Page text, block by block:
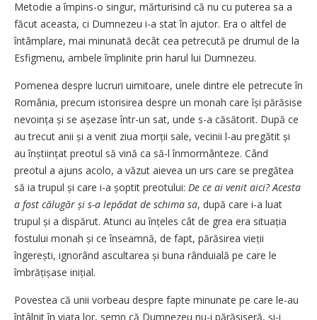
Metodie a împins-o singur, mărturisind că nu cu puterea sa a
făcut aceasta, ci Dumnezeu i-a stat în ajutor. Era o altfel de
întâmplare, mai minunată decât cea petrecută pe drumul de la
Esfigmenu, ambele împlinite prin harul lui Dumnezeu.
Pomenea despre lucruri uimitoare, unele dintre ele petrecute în
România, precum istorisirea despre un monah care își părăsise
nevoința și se așezase într-un sat, unde s-a căsătorit. După ce
au trecut anii și a venit ziua morții sale, vecinii l-au pregătit și
au înștiințat preotul să vină ca să-l înmormânteze. Când
preotul a ajuns acolo, a văzut aievea un urs care se pregătea
să ia trupul și care i-a șoptit preotului: De ce ai venit aici? Acesta
a fost călugăr și s-a lepădat de schima sa, după care i-a luat
trupul și a dispărut. Atunci au înțeles cât de grea era situația
fostului monah și ce înseamnă, de fapt, părăsirea vieții
îngerești, ignorând ascultarea și buna rânduială pe care le
îmbră­ți­șase inițial.
Povestea că unii vorbeau despre fapte minunate pe care le-au
întâlnit în viața lor, semn că Dumnezeu nu-i părăsiseră, și-i